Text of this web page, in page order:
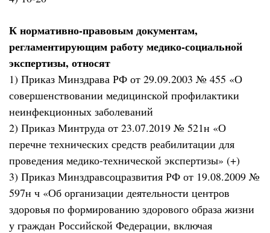
К нормативно-правовым документам,
регламентирующим работу медико-социальной
экспертизы, относят
1) Приказ Минздрава РФ от 29.09.2003 № 455 «О
совершенствовании медицинской профилактики
неинфекционных заболеваний
2) Приказ Минтруда от 23.07.2019 № 521н «О
перечне технических средств реабилитации для
проведения медико-технической экспертизы» (+)
3) Приказ Минздравсоцразвития РФ от 19.08.2009 №
597н ч «Об организации деятельности центров
здоровья по формированию здорового образа жизни
у граждан Российской Федерации, включая